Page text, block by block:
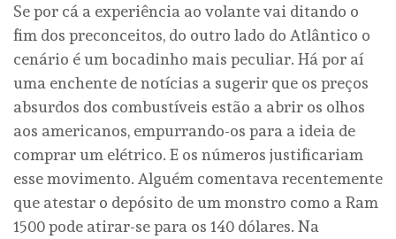
Se por cá a experiência ao volante vai ditando o
fim dos preconceitos, do outro lado do Atlântico o
cenário é um bocadinho mais peculiar. Há por aí
uma enchente de notícias a sugerir que os preços
absurdos dos combustíveis estão a abrir os olhos
aos americanos, empurrando-os para a ideia de
comprar um elétrico. E os números justificariam
esse movimento. Alguém comentava recentemente
que atestar o depósito de um monstro como a Ram
1500 pode atirar-se para os 140 dólares. Na